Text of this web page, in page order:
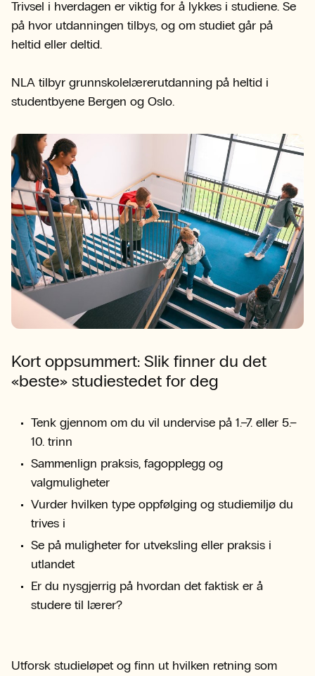
Trivsel i hverdagen er viktig for å lykkes i studiene. Se
på hvor utdanningen tilbys, og om studiet går på
heltid eller deltid.
NLA tilbyr grunnskolelærerutdanning på heltid i
studentbyene Bergen og Oslo.
Kort oppsummert: Slik finner du det
«beste» studiestedet for deg
Tenk gjennom om du vil undervise på 1.–7. eller 5.–
10. trinn
Sammenlign praksis, fagopplegg og
valgmuligheter
Vurder hvilken type oppfølging og studiemiljø du
trives i
Se på muligheter for utveksling eller praksis i
utlandet
Er du nysgjerrig på hvordan det faktisk er å
studere til lærer?
Utforsk studieløpet og finn ut hvilken retning som